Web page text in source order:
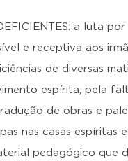
a luta
e receptiva aos
de diversas
espírita, pela
de obras e
nas casas espíritas
pedagógico que